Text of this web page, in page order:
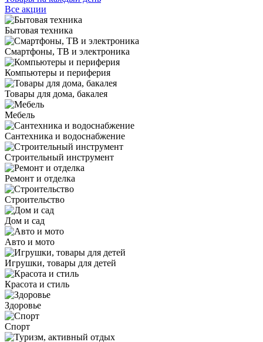
Все акции
Бытовая техника
Смартфоны, ТВ и электроника
Компьютеры и периферия
Товары для дома, бакалея
Мебель
Сантехника и водоснабжение
Строительный инструмент
Ремонт и отделка
Строительство
Дом и сад
Авто и мото
Игрушки, товары для детей
Красота и стиль
Здоровье
Спорт